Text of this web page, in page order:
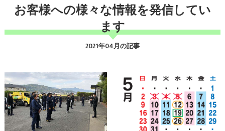
お客様への様々な情報を発信してい
ます
2021年04月の記事